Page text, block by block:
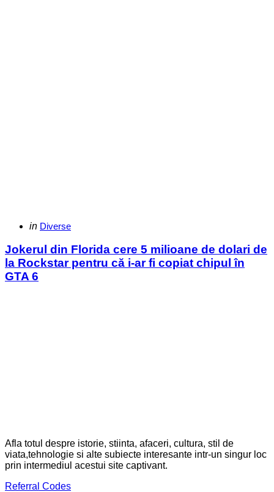
Categories
Posted
in Diverse
Jokerul din Florida cere 5 milioane de dolari de
la Rockstar pentru că i-ar fi copiat chipul în
GTA 6
Afla totul despre istorie, stiinta, afaceri, cultura, stil de
viata,tehnologie si alte subiecte interesante intr-un singur loc
prin intermediul acestui site captivant.
Referral Codes